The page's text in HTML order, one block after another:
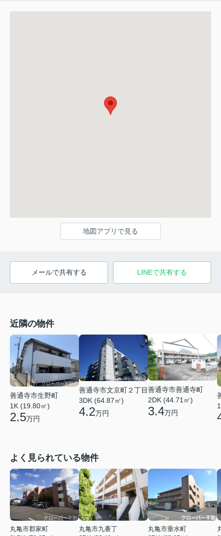
地図アプリで見る
メールで共有する LINEで共有する
近隣の物件
善通寺市生野町
1K (19.80㎡)
2.5万円
善通寺市文京町２丁目
3DK (64.87㎡)
4.2万円
善通寺市善通寺町
2DK (44.71㎡)
3.4万円
よく見られている物件
丸亀市郡家町
丸亀市九番丁
丸亀市垂水町